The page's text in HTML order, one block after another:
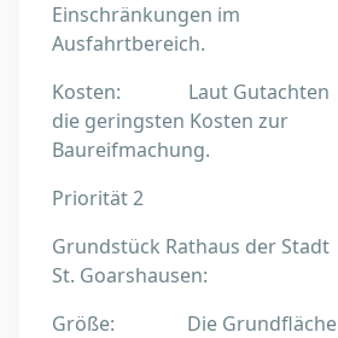
Einschränkungen im
Ausfahrtbereich.
Kosten: Laut Gutachten
die geringsten Kosten zur
Baureifmachung.
Priorität 2
Grundstück Rathaus der Stadt
St. Goarshausen:
Größe: Die Grundfläche